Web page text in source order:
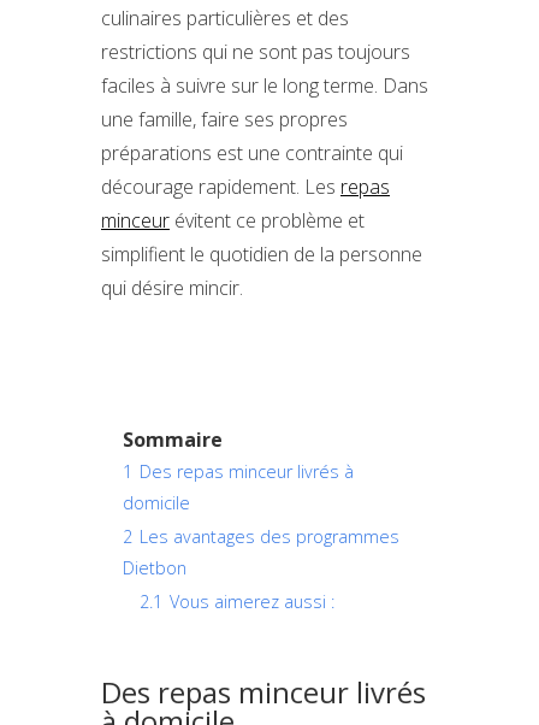
culinaires particulières et des
restrictions qui ne sont pas toujours
faciles à suivre sur le long terme. Dans
une famille, faire ses propres
préparations est une contrainte qui
décourage rapidement. Les repas
minceur évitent ce problème et
simplifient le quotidien de la personne
qui désire mincir.
Sommaire
1 Des repas minceur livrés à
domicile
2 Les avantages des programmes
Dietbon
2.1 Vous aimerez aussi :
Des repas minceur livrés